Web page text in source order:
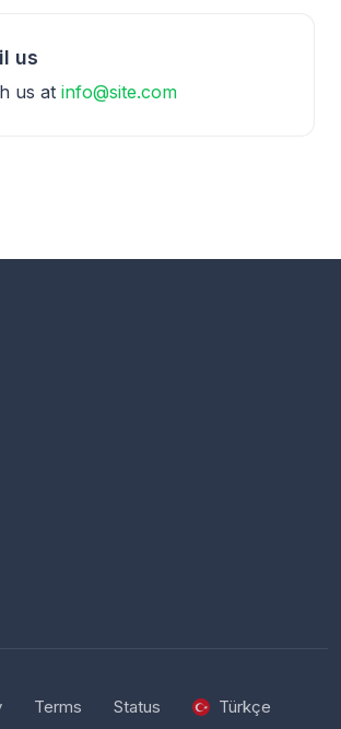
us
us at info@site.com
Terms Status Türkçe